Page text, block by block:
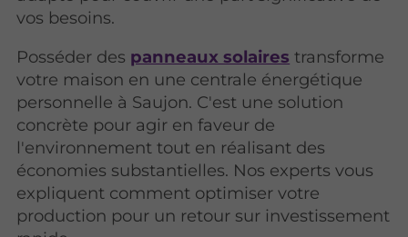
vos besoins.
Posséder des panneaux solaires transforme
votre maison en une centrale énergétique
personnelle à Saujon. C'est une solution
concrète pour agir en faveur de
l'environnement tout en réalisant des
économies substantielles. Nos experts vous
expliquent comment optimiser votre
production pour un retour sur investissement